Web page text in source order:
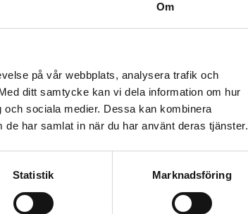
Om
på vår webbplats, analysera trafik och
ditt samtycke kan vi dela information om hur
sociala medier. Dessa kan kombinera
har samlat in när du har använt deras tjänster.
Statistik Marknadsföring